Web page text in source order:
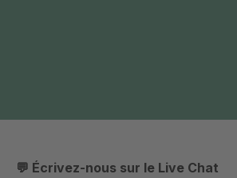
💬 Écrivez-nous sur le Live Chat